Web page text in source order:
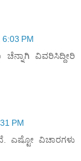
PM
ವಿವರಿಸಿದ್ದೀರಿ
PM
ಎಷ್ಟೋ ವಿಚಾರಗಳು